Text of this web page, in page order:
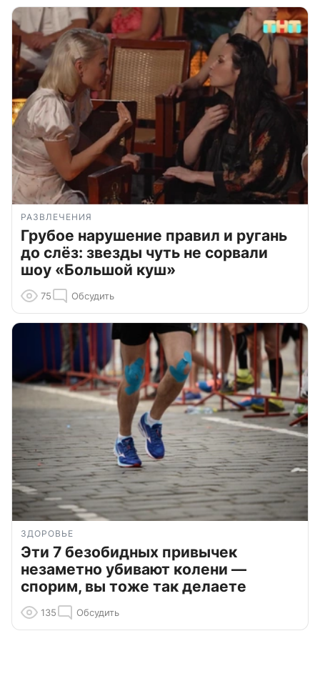
РАЗВЛЕЧЕНИЯ
Грубое нарушение правил и ругань
до слёз: звезды чуть не сорвали
шоу «Большой куш»
75 Обсудить
ЗДОРОВЬЕ
Эти 7 безобидных привычек
незаметно убивают колени —
спорим, вы тоже так делаете
135 Обсудить